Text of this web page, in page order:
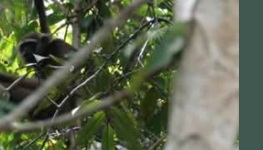
Les biocarburants
L’aluminium
L'élevage industriel
L'or
L'accaparement des terres
Le braconnage